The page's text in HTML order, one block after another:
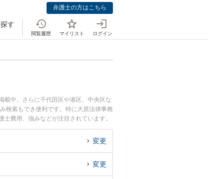
弁護士の方はこちら
す
閲覧履歴 マイリスト ログイン
載中。さらに千代田区や港区、中央区な
検索もでき便利です。特に大原法律事務
費用、強みなどが注目されています。
士を検索したい』『初回相談無料で事故
変更
変更